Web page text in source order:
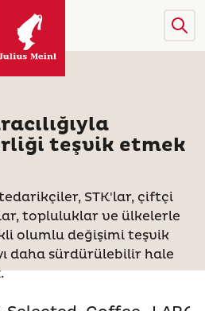
teşvik etmek
STK'lar, çiftçi
topluluklar ve ülkelerle
olumlu değişimi teşvik
daha sürdürülebilir hale